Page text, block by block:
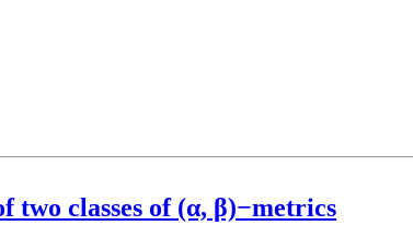
two classes of (α, β)−metrics